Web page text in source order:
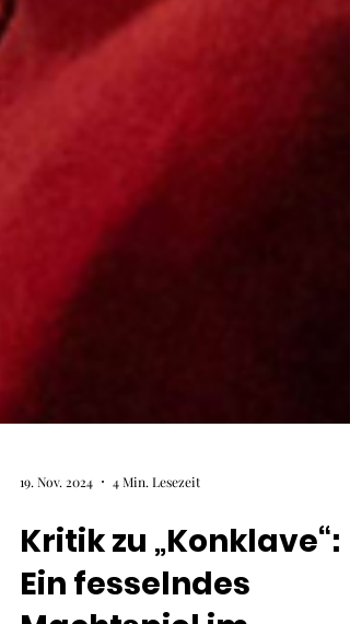
19. Nov. 2024 4 Min. Lesezeit